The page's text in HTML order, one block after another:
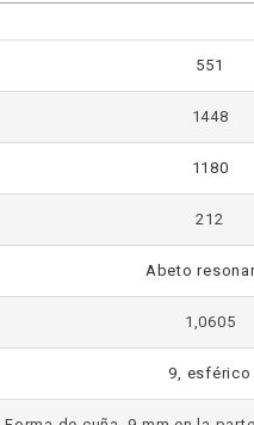
551
1448
1180
212
Abeto
1,0605
9, esférico